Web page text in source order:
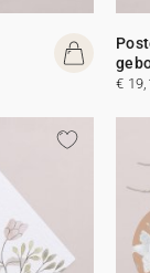
€